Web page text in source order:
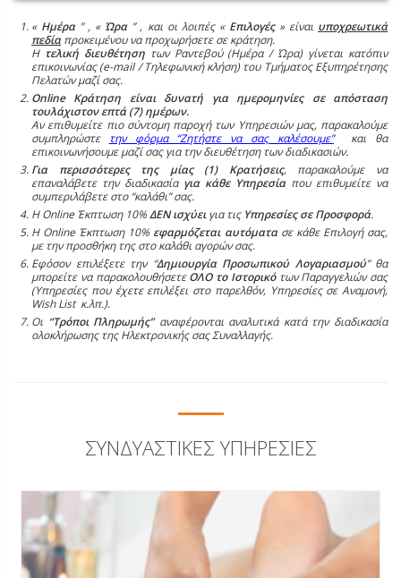
« Ημέρα” , « Ώρα” , και οι λοιπές « Επιλογές» είναι υποχρεωτικά
πεδίαπροκειμένου να προχωρήσετε σε κράτηση.
Η τελική διευθέτησητων Ραντεβού (Ημέρα / Ώρα) γίνεται κατόπιν
επικοινωνίας (e-mail / Τηλεφωνική κλήση) του Τμήματος Εξυπηρέτησης
Πελατών μαζί σας.
Online Κράτηση είναι δυνατή για ημερομηνίες σε απόσταση
τουλάχιστον επτά (7) ημέρων.
Αν επιθυμείτε πιο σύντομη παροχή των Υπηρεσιών μας, παρακαλούμε
συμπληρώστε την φόρμα “Ζητήστε να σας καλέσουμε”και θα
επικοινωνήσουμε μαζί σας για την διευθέτηση των διαδικασιών.
Για περισσότερες της μίας (1) Κρατήσεις, παρακαλούμε να
επαναλάβετε την διαδικασία για κάθε Υπηρεσίαπου επιθυμείτε να
συμπεριλάβετε στο “καλάθι” σας.
Η Online Έκπτωση 10%ΔΕΝ ισχύειγια τις Υπηρεσίες σε Προσφορά.
Η Online Έκπτωση 10% εφαρμόζεται αυτόματασε κάθε Επιλογή σας,
με την προσθήκη της στο καλάθι αγορών σας.
Εφόσον επιλέξετε την “Δημιουργία Προσωπικού Λογαριασμού” θα
μπορείτε να παρακολουθήσετεΟΛΟ το Ιστορικότων Παραγγελιών σας
(Υπηρεσίες που έχετε επιλέξει στο παρελθόν, Υπηρεσίες σε Αναμονή,
Wish List κ.λπ.).
Οι “Τρόποι Πληρωμής”αναφέρονται αναλυτικά κατά την διαδικασία
ολοκλήρωσης της Ηλεκτρονικής σας Συναλλαγής.
ΣΥΝΔΥΑΣΤΙΚΈΣ ΥΠΗΡΕΣΊΕΣ